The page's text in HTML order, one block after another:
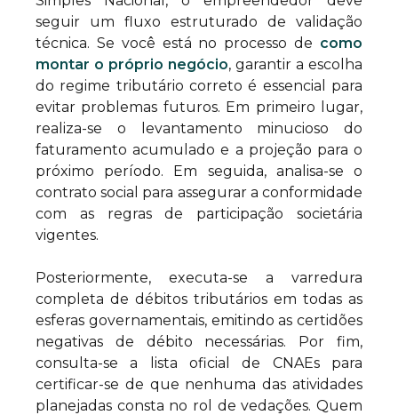
seguir um fluxo estruturado de validação
técnica. Se você está no processo de como
montar o próprio negócio, garantir a escolha
do regime tributário correto é essencial para
evitar problemas futuros. Em primeiro lugar,
realiza-se o levantamento minucioso do
faturamento acumulado e a projeção para o
próximo período. Em seguida, analisa-se o
contrato social para assegurar a conformidade
com as regras de participação societária
vigentes.
Posteriormente, executa-se a varredura
completa de débitos tributários em todas as
esferas governamentais, emitindo as certidões
negativas de débito necessárias. Por fim,
consulta-se a lista oficial de CNAEs para
certificar-se de que nenhuma das atividades
planejadas consta no rol de vedações. Quem